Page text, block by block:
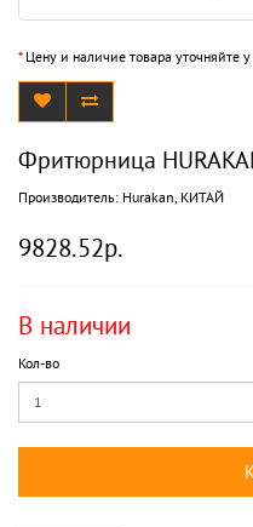
*Цену и наличие товара уточняйте
Фритюрница
Производитель: Hurakan, КИТАЙ
9828.52р.
В наличии
Кол-во